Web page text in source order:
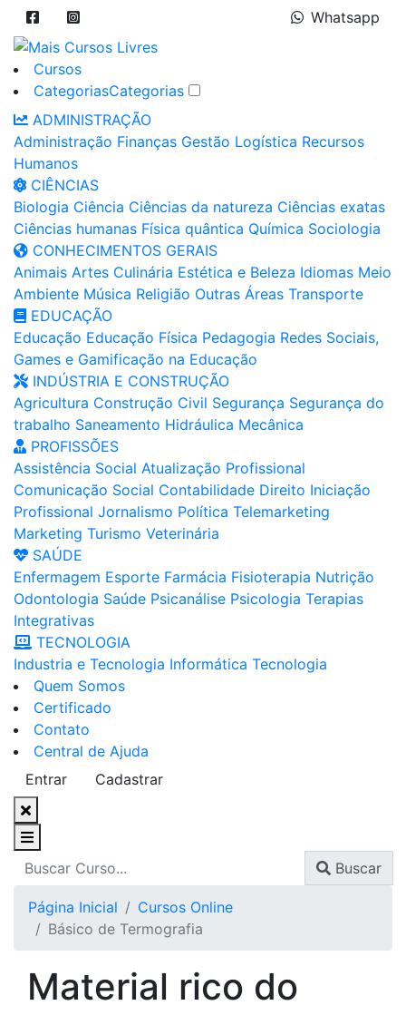
Whatsapp
Cursos
CategoriasCategorias
ADMINISTRAÇÃO
Administração Finanças Gestão Logística Recursos
Humanos
CIÊNCIAS
Biologia Ciência Ciências da natureza Ciências exatas
Ciências humanas Física quântica Química Sociologia
CONHECIMENTOS GERAIS
Animais Artes Culinária Estética e Beleza Idiomas Meio
Ambiente Música Religião Outras Áreas Transporte
EDUCAÇÃO
Educação Educação Física Pedagogia Redes Sociais,
Games e Gamificação na Educação
INDÚSTRIA E CONSTRUÇÃO
Agricultura Construção Civil Segurança Segurança do
trabalho Saneamento Hidráulica Mecânica
PROFISSÕES
Assistência Social Atualização Profissional
Comunicação Social Contabilidade Direito Iniciação
Profissional Jornalismo Política Telemarketing
Marketing Turismo Veterinária
SAÚDE
Enfermagem Esporte Farmácia Fisioterapia Nutrição
Odontologia Saúde Psicanálise Psicologia Terapias
Integrativas
TECNOLOGIA
Industria e Tecnologia Informática Tecnologia
Quem Somos
Certificado
Contato
Central de Ajuda
Entrar
Cadastrar
Buscar
Página Inicial
Cursos Online
Básico de Termografia
Material rico do